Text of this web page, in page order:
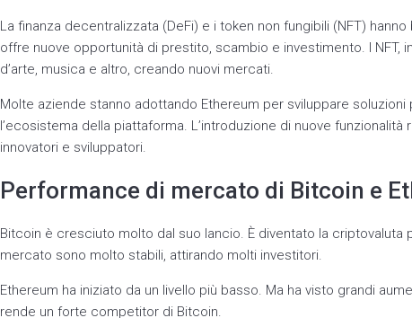
La finanza decentralizzata (DeFi) e i token non fungibili (NFT)
offre nuove opportunità di prestito, scambio e investimento. I NFT,
d’arte, musica e altro, creando nuovi mercati.
Molte aziende stanno adottando Ethereum per sviluppare
l’ecosistema della piattaforma. L’introduzione di nuove
innovatori e sviluppatori.
Performance di mercato di Bitcoin e
Bitcoin è cresciuto molto dal suo lancio. È diventato la criptovaluta
mercato sono molto stabili, attirando molti investitori.
Ethereum ha iniziato da un livello più basso. Ma ha visto grandi
rende un forte competitor di Bitcoin.